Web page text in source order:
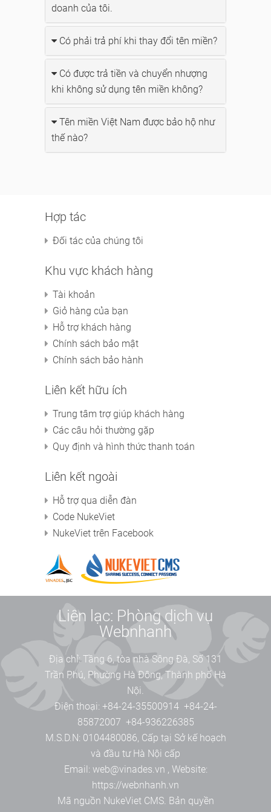
doanh của tôi.
Có phải trả phí khi thay đổi tên miền?
Có được trả tiền và chuyển nhượng
khi không sử dụng tên miền không?
Tên miền Việt Nam được bảo hộ như
thế nào?
Hợp tác
Đối tác của chúng tôi
Khu vực khách hàng
Tài khoản
Giỏ hàng của bạn
Hỗ trợ khách hàng
Chính sách bảo mật
Chính sách bảo hành
Liên kết hữu ích
Trung tâm trợ giúp khách hàng
Các câu hỏi thường gặp
Quy định và hình thức thanh toán
Liên kết ngoài
Hỗ trợ qua diễn đàn
Code NukeViet
NukeViet trên Facebook
Liên lạc: Phòng dịch vụ
Webnhanh
Địa chỉ: Tầng 6, tòa nhà Sông Đà, Số 131
Trần Phú, Phường Hà Đông, Thành phố Hà
Nội.
Điện thoại: +84-24-35500914 +84-24-
85872007 +84-936226385
M.S.D.N: 0104480086, Cấp tại Sở kế hoạch
và đầu tư Hà Nội cấp
Email: web@vinades.vn , Website:
https://webnhanh.vn
Mã nguồn NukeViet CMS. Bản quyền